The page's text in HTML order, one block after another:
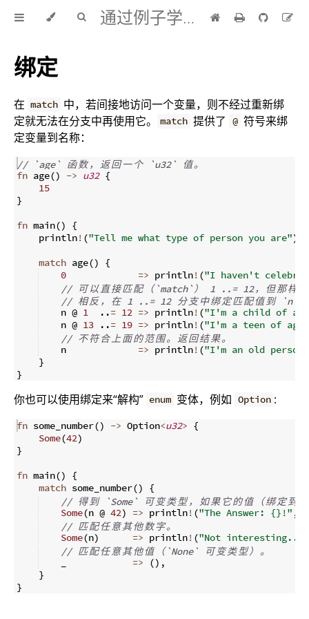
通过例子学 Rust 中文版
绑定
在 match 中，若间接地访问一个变量，则不经过重新绑
定就无法在分支中再使用它。
match 提供了 @ 符号来绑
定变量到名称：
// `age` 函 数 ， 返回 一 个 `u32` 值。
fn age() -> u32 {
15
}
fn main()
{
    println
! ("Tell me what type of person you are")
match age()
{
0
=> println! ("I haven't
// 可 以直接匹配 （`match`） 1 ..= 12 ， 但那样
// 相反 ， 在 1 ..= 12 分 支 中绑定匹配 值到 `n`
    n @
1 ..= 12 => println! ("I'm a child of
    n @
13 ..= 19 => println! ("I'm a teen of
// 不符 合上面的范围。 返回结果。
    n
=> println! ("I'm an old
}
}
你也可以使用绑定来“解构” enum 变体，例如 Option :
fn some_number() -> Option<u32> {
Some(42)
}
fn main()
{
match some_number()
{
// 得到 `Some` 可 变类型 ， 如果 它的 值 （绑定到
Some(n @ 42) => println! ("The Answer: {}!" ,
// 匹配 任意其 他 数 字。
Some(n) => println! ("Not
// 匹配 任意其 他 值 （`None` 可 变类型）
。
=> () ,
}
}